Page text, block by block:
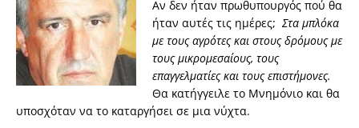
Αν δεν ήταν πρωθυπουργός πού θα
ήταν αυτές τις ημέρες;Στα μπλόκα
με τους αγρότες και στους δρόμους με
τους μικρομεσαίους, τους
επαγγελματίες και τους επιστήμονες.
Θα κατήγγειλε το Μνημόνιο και θα
υποσχόταν να το καταργήσει σε μια νύχτα.